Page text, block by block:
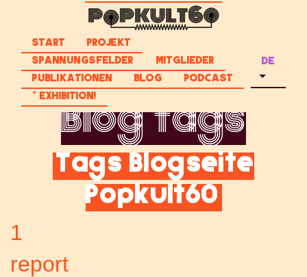
START
PROJEKT
SPANNUNGSFELDER
MITGLIEDER
PUBLIKATIONEN
BLOG
PODCAST
* EXHIBITION!
DE
Blog tags
Tags Blogseite
Popkult60
1
report